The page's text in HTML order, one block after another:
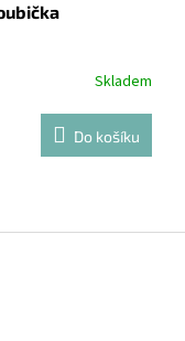
Skladem
Do košíku